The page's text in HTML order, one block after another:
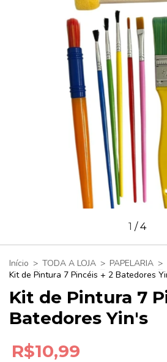
1 /4
Início > TODA A LOJA > PAPELARIA >
Kit de Pintura 7 Pincéis + 2 Batedores
Kit de Pintura 7
Batedores Yin's
R$10,99